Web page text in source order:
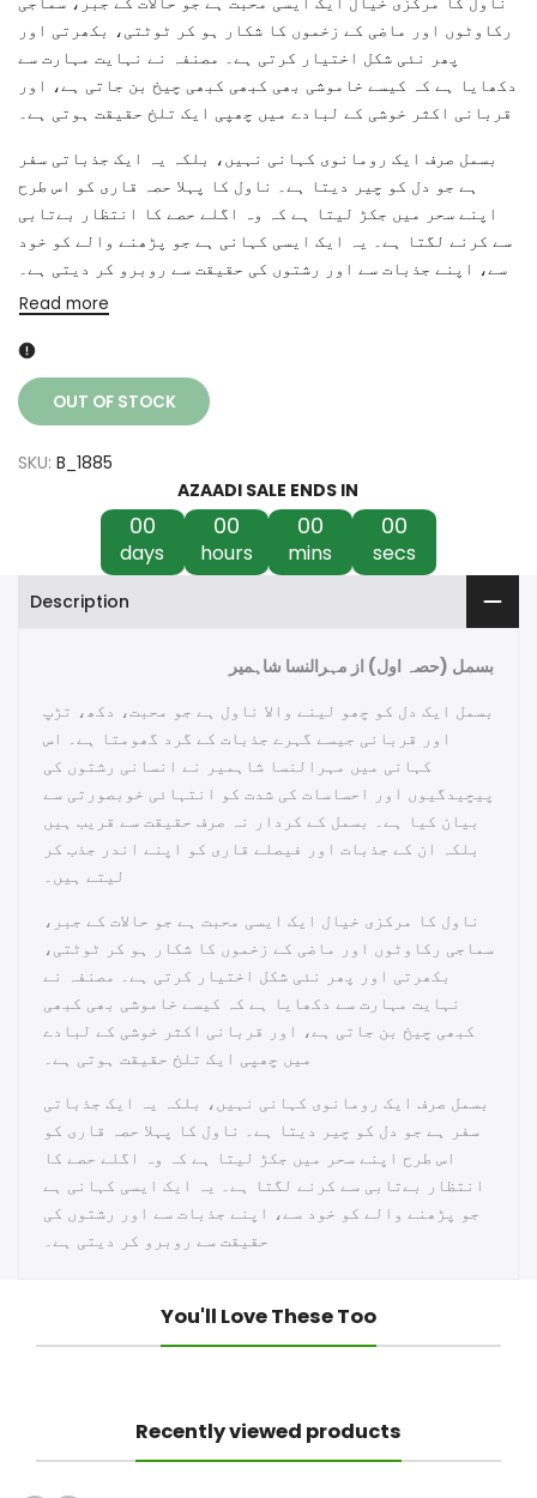
رکاوٹوں اور ماضی کے زخموں کا شکار ہو کر ٹوٹتی، بکھرتی اور
پھر نئی شکل اختیار کرتی ہے۔ مصنفہ نے نہایت مہارت سے
دکھایا ہے کہ کیسے خاموشی بھی کبھی کبھی چیخ بن جاتی ہے، اور
قربانی اکثر خوشی کے لبادے میں چھپی ایک تلخ حقیقت ہوتی ہے۔
بسمل صرف ایک رومانوی کہانی نہیں، بلکہ یہ ایک جذباتی سفر
ہے جو دل کو چیر دیتا ہے۔ ناول کا پہلا حصہ قاری کو اس طرح
اپنے سحر میں جکڑ لیتا ہے کہ وہ اگلے حصے کا انتظار بےتابی
سے کرنے لگتا ہے۔ یہ ایک ایسی کہانی ہے جو پڑھنے والے کو خود
سے، اپنے جذبات سے اور رشتوں کی حقیقت سے روبرو کر دیتی ہے۔
Read more
OUT OF STOCK
SKU: B_1885
AZAADI SALE ENDS IN
00
days
00
hours
00
mins
00
secs
Description
بسمل (حصہ اول) از مہرالنسا شاہمیر
بسمل ایک دل کو چھو لینے والا ناول ہے جو محبت، دکھ، تڑپ
اور قربانی جیسے گہرے جذبات کے گرد گھومتا ہے۔ اس
کہانی میں مہرالنسا شاہمیر نے انسانی رشتوں کی
پیچیدگیوں اور احساسات کی شدت کو انتہائی خوبصورتی سے
بیان کیا ہے۔ بسمل کے کردار نہ صرف حقیقت سے قریب ہیں
بلکہ ان کے جذبات اور فیصلے قاری کو اپنے اندر جذب کر
لیتے ہیں۔
ناول کا مرکزی خیال ایک ایسی محبت ہے جو حالات کے جبر،
سماجی رکاوٹوں اور ماضی کے زخموں کا شکار ہو کر ٹوٹتی،
بکھرتی اور پھر نئی شکل اختیار کرتی ہے۔ مصنفہ نے
نہایت مہارت سے دکھایا ہے کہ کیسے خاموشی بھی کبھی
کبھی چیخ بن جاتی ہے، اور قربانی اکثر خوشی کے لبادے
میں چھپی ایک تلخ حقیقت ہوتی ہے۔
بسمل صرف ایک رومانوی کہانی نہیں، بلکہ یہ ایک جذباتی
سفر ہے جو دل کو چیر دیتا ہے۔ ناول کا پہلا حصہ قاری کو
اس طرح اپنے سحر میں جکڑ لیتا ہے کہ وہ اگلے حصے کا
انتظار بےتابی سے کرنے لگتا ہے۔ یہ ایک ایسی کہانی ہے
جو پڑھنے والے کو خود سے، اپنے جذبات سے اور رشتوں کی
حقیقت سے روبرو کر دیتی ہے۔
You'll Love These Too
Recently viewed products